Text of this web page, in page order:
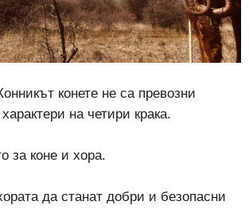
конете не са превозни
на четири крака.
за коне и хора.
да станат добри и безопасни